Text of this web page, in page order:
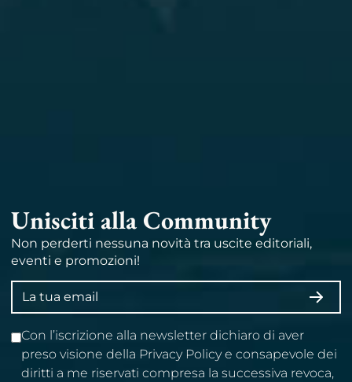
Unisciti alla Community
Non perderti nessuna novità tra uscite editoriali,
eventi e promozioni!
Indirizzo
email
Con l’iscrizione alla newsletter dichiaro di aver
preso visione della Privacy Policy e consapevole dei
diritti a me riservati compresa la successiva revoca,